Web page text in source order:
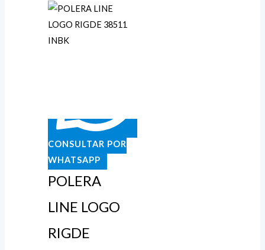
CONSULTAR POR
WHATSAPP
POLERA
LINE LOGO
RIGDE
de
precios: